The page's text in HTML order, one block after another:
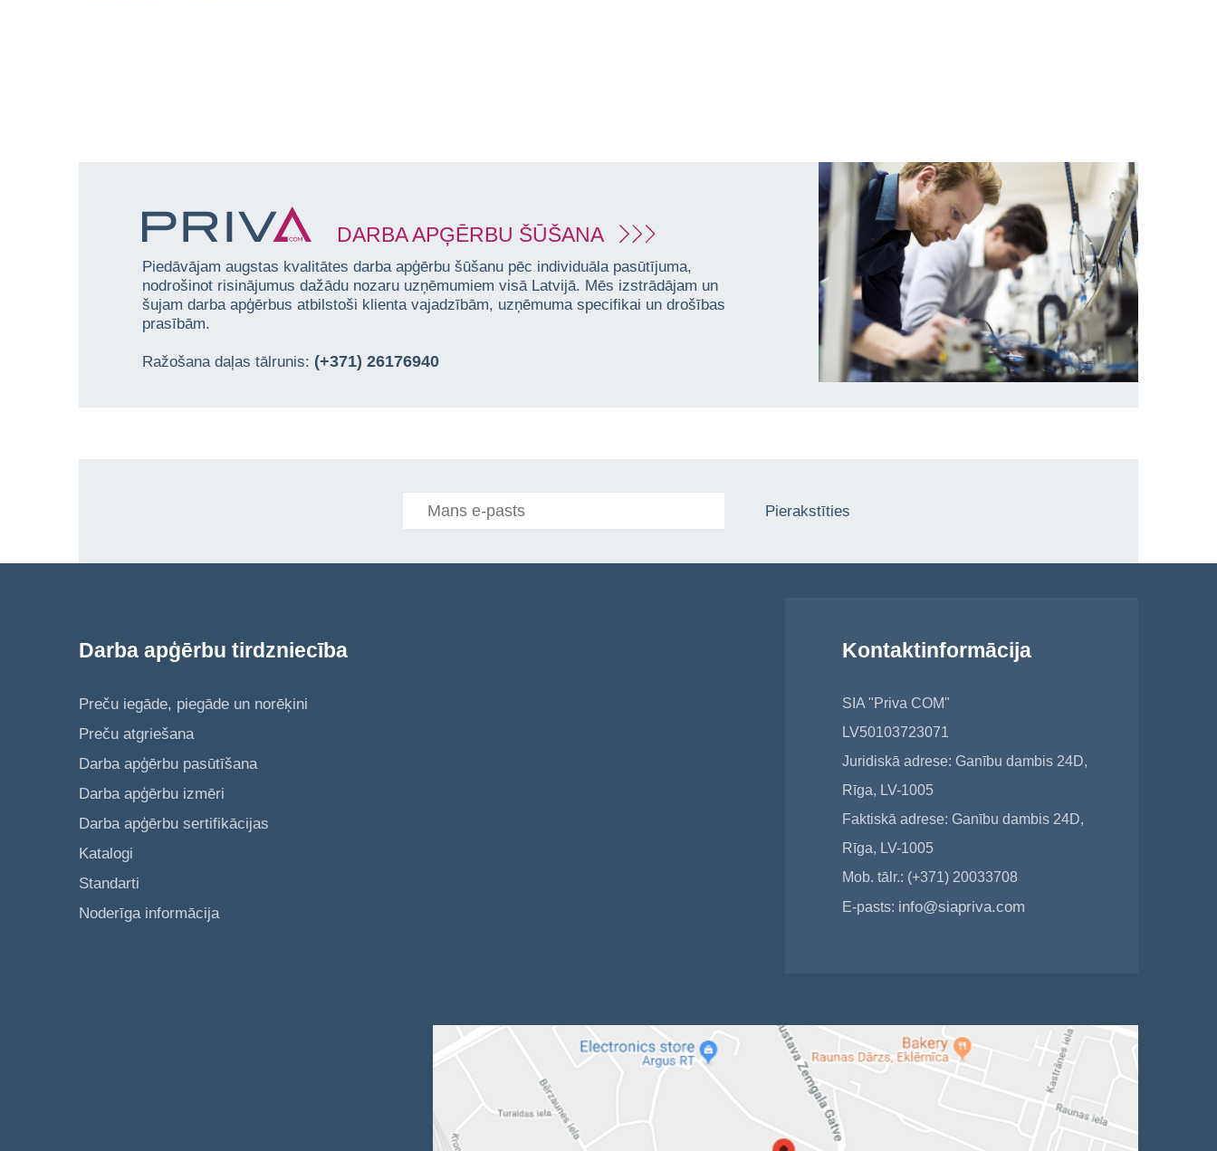
DARBA APĢĒRBU ŠŪŠANA
Piedāvājam augstas kvalitātes darba apģērbu šūšanu pēc individuāla pasūtījuma,
nodrošinot risinājumus dažādu nozaru uzņēmumiem visā Latvijā. Mēs izstrādājam un
šujam darba apģērbus atbilstoši klienta vajadzībām, uzņēmuma specifikai un drošības
prasībām.
Ražošana daļas tālrunis: (+371) 26176940
Pierakstīties
Darba apģērbu tirdzniecība
Preču iegāde, piegāde un norēķini
Preču atgriešana
Darba apģērbu pasūtīšana
Darba apģērbu izmēri
Darba apģērbu sertifikācijas
Katalogi
Standarti
Noderīga informācija
Kontaktinformācija
SIA "Priva COM"
LV50103723071
Juridiskā adrese: Ganību dambis 24D,
Rīga, LV-1005
Faktiskā adrese: Ganību dambis 24D,
Rīga, LV-1005
Mob. tālr.: (+371) 20033708
E-pasts: info@siapriva.com